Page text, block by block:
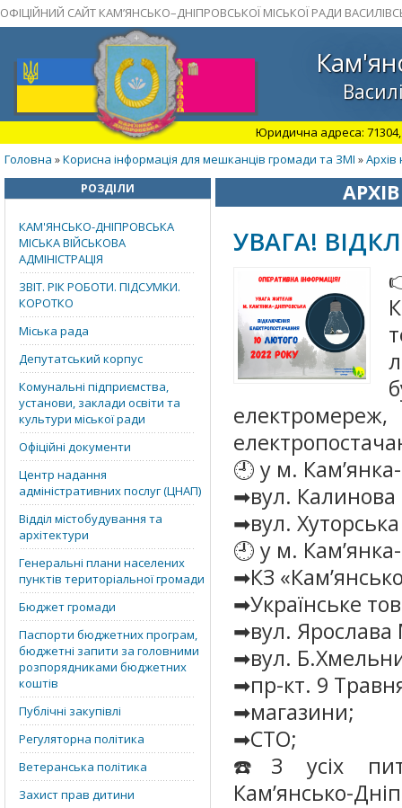
ОФІЦІЙНИЙ САЙТ КАМ’ЯНСЬКО–ДНІПРОВСЬКОЇ МІСЬКОЇ РАДИ
Юридична адреса: 71304,
Головна »Корисна інформація для мешканців громади та ЗМІ »Архів
РОЗДІЛИ
КАМ'ЯНСЬКО-ДНІПРОВСЬКА
МІСЬКА ВІЙСЬКОВА
АДМІНІСТРАЦІЯ
ЗВІТ. РІК РОБОТИ. ПІДСУМКИ.
КОРОТКО
Міська рада
Депутатський корпус
Комунальні підприємства,
установи, заклади освіти та
культури міської ради
Офіційні документи
Центр надання
адміністративних послуг (ЦНАП)
Відділ містобудування та
архітектури
Генеральні плани населених
пунктів територіальної громади
Бюджет громади
Паспорти бюджетних програм,
бюджетні запити за головними
розпорядниками бюджетних
коштів
Публічні закупівлі
Регуляторна політика
Ветеранська політика
Захист прав дитини
УВАГА!
🕘 у м.
➡вул. Калинова
➡вул.
🕘 у м.
➡КЗ
➡Українське
➡вул. Ярослава
➡вул.
➡пр-кт. 9
➡магазини;
➡СТО;
☎️З усіх
Кам’янсько-